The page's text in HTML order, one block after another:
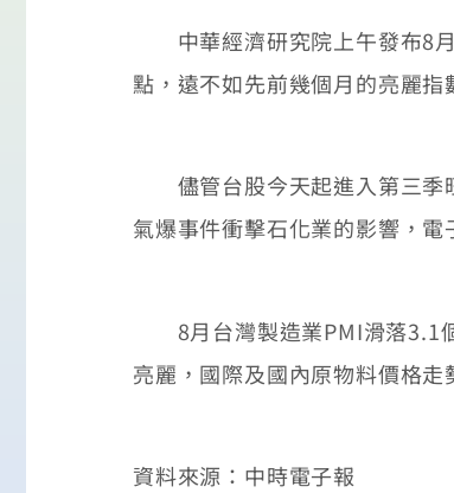
中華經濟研究院上午發布8月
點，遠不如先前幾個月的亮麗指
儘管台股今天起進入第三季
氣爆事件衝擊石化業的影響，
8月台灣製造業PMI滑落3.1個
亮麗，國際及國內原物料價格走
資料來源：中時電子報